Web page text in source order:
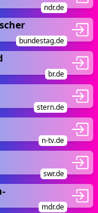
ndr.de
bundestag.de
br.de
stern.de
n-tv.de
swr.de
mdr.de